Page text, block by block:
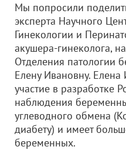
Мы попросили
эксперта Научного
Гинекологии и
акушера-гинеколога,
Отделения патологии
Елену Ивановну.
участие в разработке
наблюдения
углеводного обмена
диабету) и имеет
беременных.